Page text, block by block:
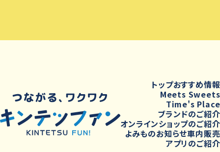
トップおすすめ情報
Meets Sweets
Time's Place
ブランドのご紹介
オンラインショップのご紹介
よみものお知らせ車内販売
アプリのご紹介